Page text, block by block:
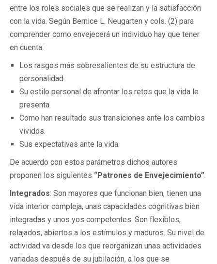
entre los roles sociales que se realizan y la satisfacción
con la vida. Según Bernice L. Neugarten y cols. (2) para
comprender como envejecerá un individuo hay que tener
en cuenta:
Los rasgos más sobresalientes de su estructura de
personalidad.
Su estilo personal de afrontar los retos que la vida le
presenta.
Como han resultado sus transiciones ante los cambios
vividos.
Sus expectativas ante la vida.
De acuerdo con estos parámetros dichos autores
proponen los siguientes “Patrones de Envejecimiento”:
Integrados: Son mayores que funcionan bien, tienen una
vida interior compleja, unas capacidades cognitivas bien
integradas y unos yos competentes. Son flexibles,
relajados, abiertos a los estímulos y maduros. Su nivel de
actividad va desde los que reorganizan unas actividades
variadas después de su jubilación, a los que se